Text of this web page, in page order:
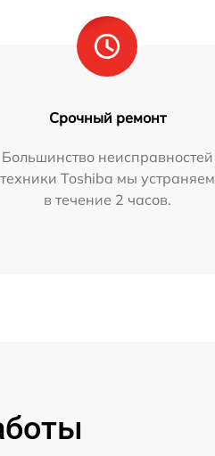
Срочный ремонт
Большинство неисправностей
техники Toshiba мы устраняем
в течение 2 часов.